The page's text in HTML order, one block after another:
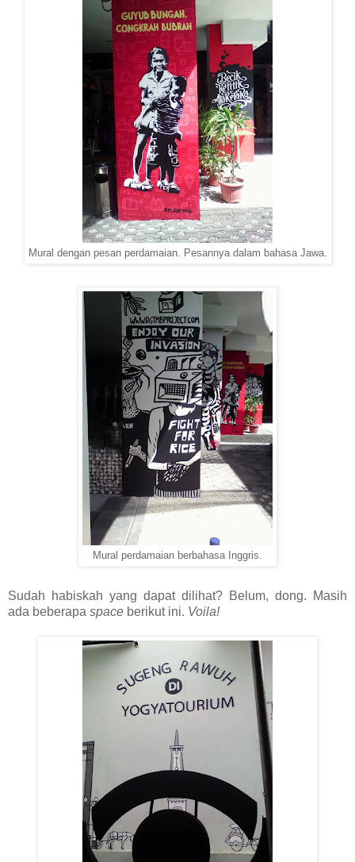
Mural dengan pesan perdamaian. Pesannya dalam bahasa Jawa.
Mural perdamaian berbahasa Inggris.
Sudah habiskah yang dapat dilihat? Belum, dong. Masih
ada beberapa space berikut ini. Voila!